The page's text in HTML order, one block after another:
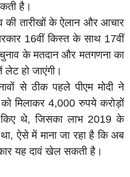
है।
की तारीखों के ऐलान और आचार
16वीं किस्त के साथ 17वीं
के मतदान और मतगणना का
हो जाएंगी।
से ठीक पहले पीएम मोदी ने
मिलाकर 4,000 रुपये करोड़ों
थे, जिसका लाभ 2019 के
ऐसे में माना जा रहा है कि अब
यह दावं खेल सकती है।